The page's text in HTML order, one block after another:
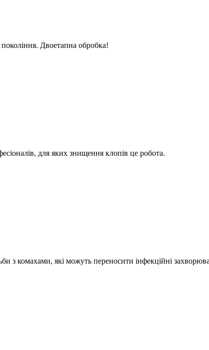
Двоетапна обробка!
для яких знищення клопів це робота.
з комахами, які можуть переносити інфекційні